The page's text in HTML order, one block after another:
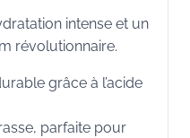
intense et un
révolutionnaire.
grâce à l’acide
parfaite pour